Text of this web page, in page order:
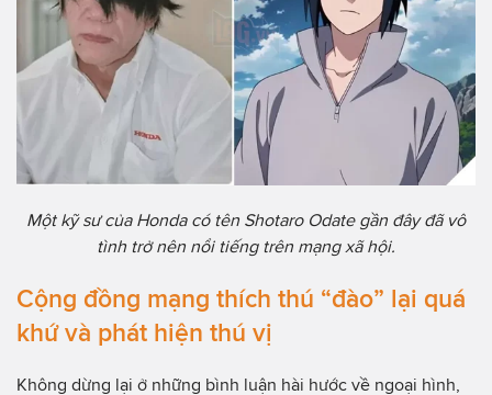
Một kỹ sư của Honda có tên Shotaro Odate gần đây đã vô
tình trở nên nổi tiếng trên mạng xã hội.
Cộng đồng mạng thích thú “đào” lại quá
khứ và phát hiện thú vị
Không dừng lại ở những bình luận hài hước về ngoại hình,